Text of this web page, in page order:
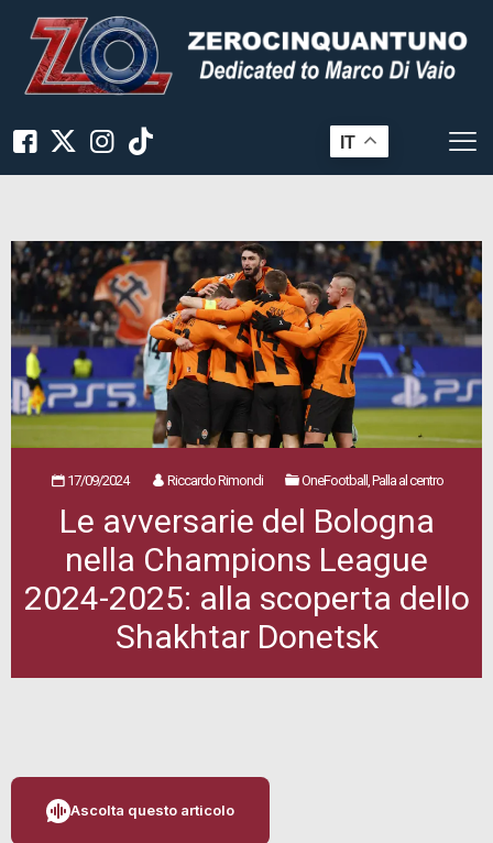
IT
17/09/2024 Riccardo Rimondi OneFootball, Palla al centro
Le avversarie del Bologna
nella Champions League
2024-2025: alla scoperta dello
Shakhtar Donetsk
Ascolta questo articolo